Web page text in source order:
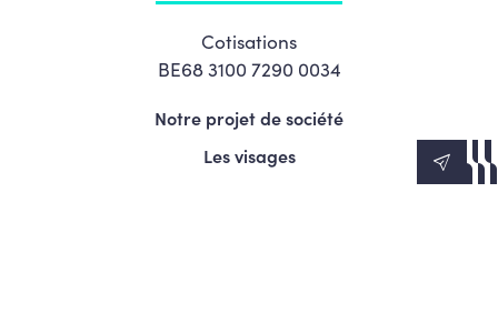
Cotisations
BE68 3100 7290 0034
Notre projet de société
Les visages